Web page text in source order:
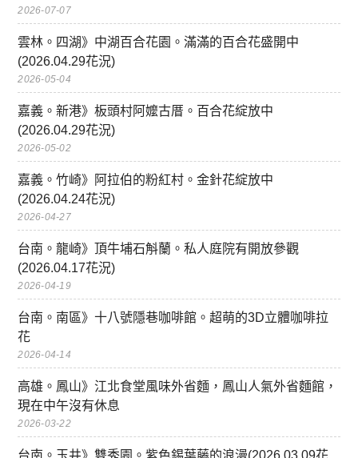
2026-07-07
雲林。四湖》中湖百合花園。滿滿的百合花盛開中
(2026.04.29花況)
2026-05-04
嘉義。新港》板頭村阿嬤古厝。百合花綻放中
(2026.04.29花況)
2026-05-02
嘉義。竹崎》阿拉伯的粉紅村。金針花綻放中
(2026.04.24花況)
2026-04-27
台南。龍崎》頂牛埔石斛蘭。私人庭院有開放參觀
(2026.04.17花況)
2026-04-19
台南。南區》十八號隱巷咖啡館。超萌的3D立體咖啡拉
花
2026-04-14
高雄。鳳山》江北食堂風味外省麵，鳳山人氣外省麵館，
現在中午沒有休息
2026-03-22
台南。玉井》雙秀園。紫色錫葉藤的浪漫(2026.03.09花